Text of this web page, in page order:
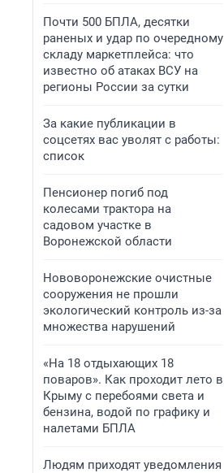
Почти 500 БПЛА, десятки
раненых и удар по очередному
складу маркетплейса: что
известно об атаках ВСУ на
регионы России за сутки
За какие публикации в
соцсетях вас уволят с работы:
список
Пенсионер погиб под
колесами трактора на
садовом участке в
Воронежской области
Нововоронежские очистные
сооружения не прошли
экологический контроль из-за
множества нарушений
«На 18 отдыхающих 18
поваров». Как проходит лето в
Крыму с перебоями света и
бензина, водой по графику и
налетами БПЛА
Людям приходят уведомления